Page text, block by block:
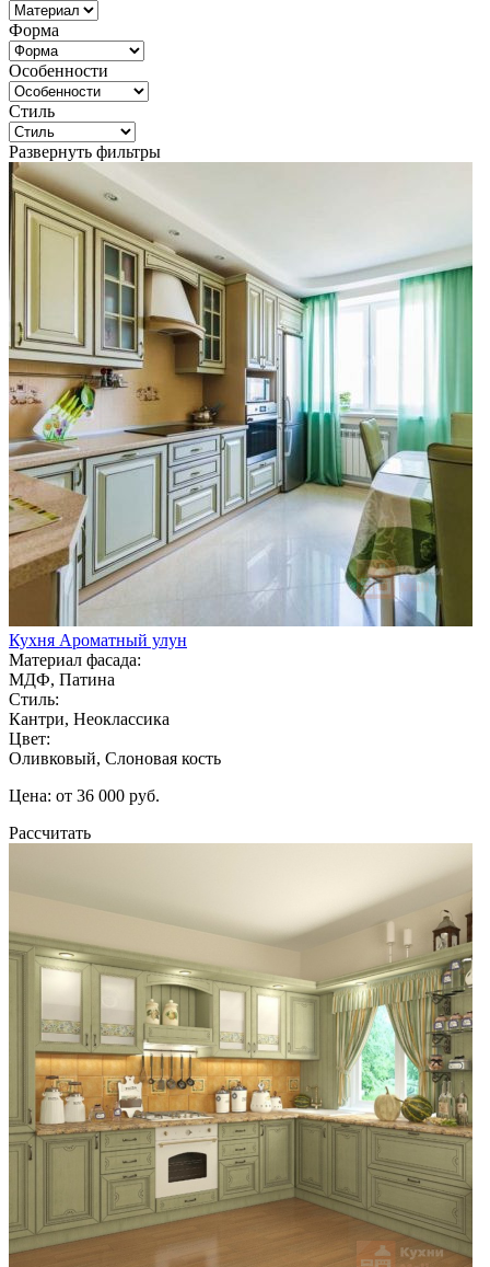
Форма
Особенности
Стиль
Развернуть фильтры
Кухня Ароматный улун
Материал фасада:
МДФ, Патина
Стиль:
Кантри, Неоклассика
Цвет:
Оливковый, Слоновая кость
Цена: от 36 000 руб.
Рассчитать